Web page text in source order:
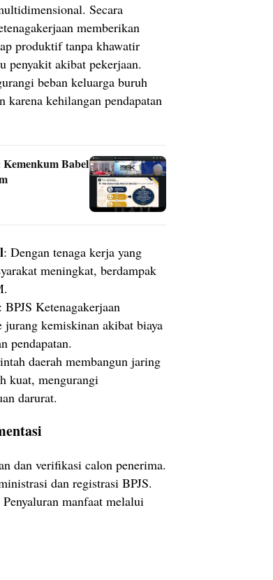
Secara
memberikan
produktif tanpa khawatir
penyakit akibat pekerjaan.
beban keluarga buruh
karena kehilangan pendapatan
Babel
: Dengan tenaga kerja yang
meningkat, berdampak
: BPJS Ketenagakerjaan
jurang kemiskinan akibat biaya
pendapatan.
daerah membangun jaring
kuat, mengurangi
darurat.
dan verifikasi calon penerima.
dan registrasi BPJS.
Penyaluran manfaat melalui